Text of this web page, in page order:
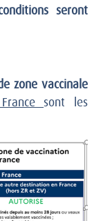
seront
zone vaccinale
sont les